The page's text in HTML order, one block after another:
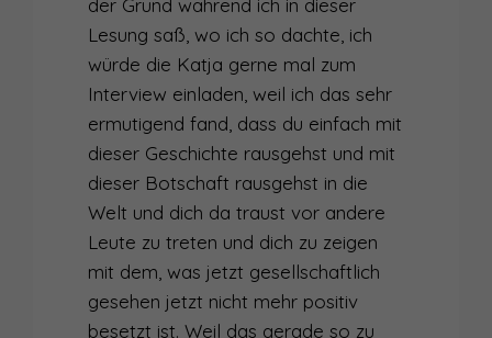
der Grund während ich in dieser
Lesung saß, wo ich so dachte, ich
würde die Katja gerne mal zum
Interview einladen, weil ich das sehr
ermutigend fand, dass du einfach mit
dieser Geschichte rausgehst und mit
dieser Botschaft rausgehst in die
Welt und dich da traust vor andere
Leute zu treten und dich zu zeigen
mit dem, was jetzt gesellschaftlich
gesehen jetzt nicht mehr positiv
besetzt ist. Weil das gerade so zu